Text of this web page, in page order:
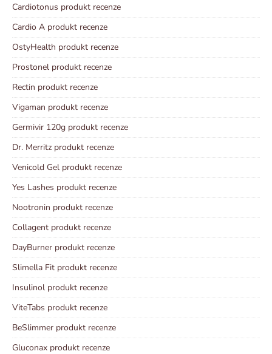
Cardiotonus produkt recenze
Cardio A produkt recenze
OstyHealth produkt recenze
Prostonel produkt recenze
Rectin produkt recenze
Vigaman produkt recenze
Germivir 120g produkt recenze
Dr. Merritz produkt recenze
Venicold Gel produkt recenze
Yes Lashes produkt recenze
Nootronin produkt recenze
Collagent produkt recenze
DayBurner produkt recenze
Slimella Fit produkt recenze
Insulinol produkt recenze
ViteTabs produkt recenze
BeSlimmer produkt recenze
Gluconax produkt recenze